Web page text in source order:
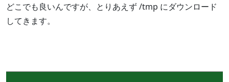
どこでも良いんですが、とりあえず /tmp にダウンロード
してきます。